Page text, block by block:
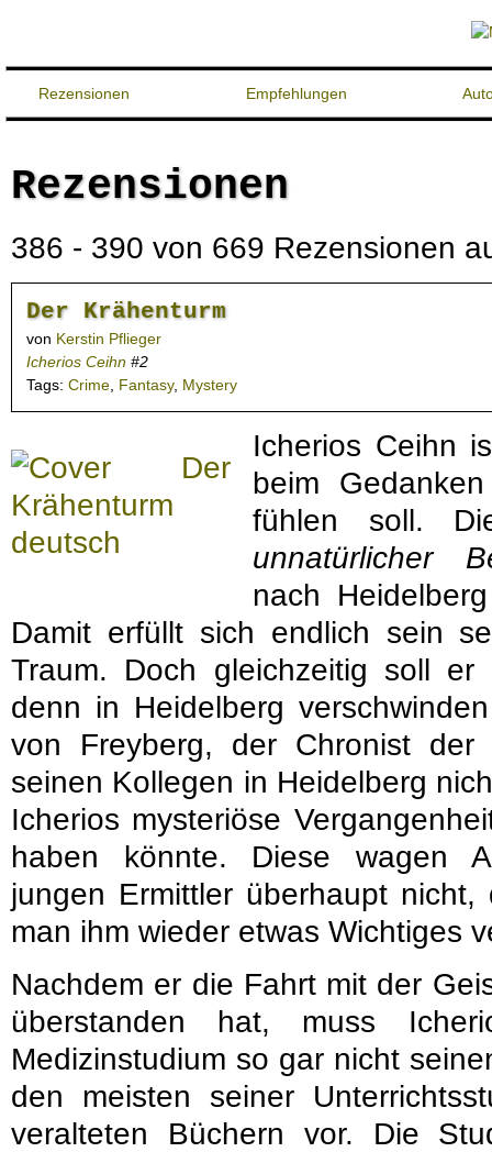
Rezensionen Empfehlungen
Rezensionen
386 - 390 von 669 Rezensionen
Der Krähenturm
von Kerstin Pflieger
Icherios Ceihn #2
Tags: Crime Fantasy, Mystery
Icherios Ceihn
beim
fühlen soll.
unnatürlicher
nach
Damit erfüllt sich endlich sein
Traum. Doch gleichzeitig soll
denn in Heidelberg
von Freyberg, der Chronist
seinen Kollegen in Heidelberg
Icherios mysteriöse
haben könnte. Diese wagen
jungen Ermittler überhaupt
man ihm wieder etwas Wichtiges
Nachdem er die Fahrt mit der
überstanden hat, muss
Medizinstudium so gar nicht
den meisten seiner
veralteten Büchern vor. Die